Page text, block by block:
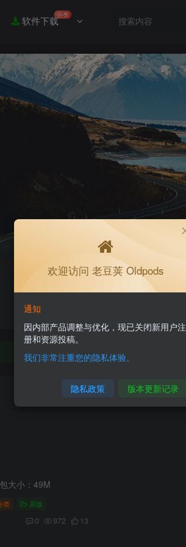
软件下载分类
大小：49M
类 原版
0 972 13
欢迎访问 老豆荚 Oldpods
通知
因内部产品调整与优化，现已关闭新用户注
册和资源投稿。
我们非常注重您的隐私体验。
隐私政策 版本更新记录